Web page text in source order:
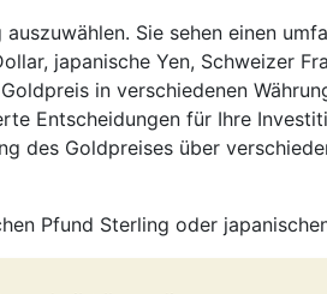
Sie sehen einen
japanische Yen, Schweizer
in verschiedenen
Entscheidungen für Ihre
des Goldpreises über
Pfund Sterling oder